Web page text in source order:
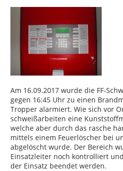
Am 16.09.2017 wurde die FF-
gegen 16:45 Uhr zu einen
Tropper alarmiert. Wie sich vor
schweißarbeiten eine
welche aber durch das rasche
mittels einem Feuerlöscher bei
abgelöscht wurde. Der Bereich
Einsatzleiter noch kontrolliert
der Einsatz beendet werden.